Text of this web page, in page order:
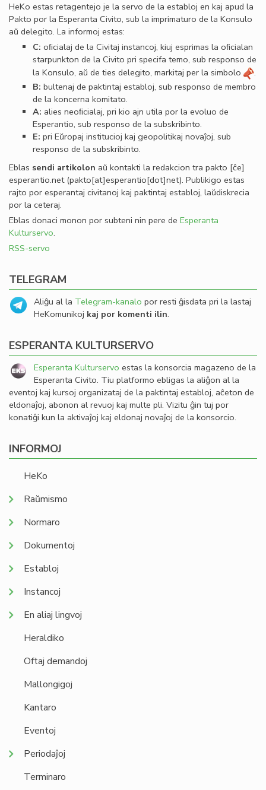
HeKo estas retagentejo je la servo de la establoj en kaj apud la
Pakto por la Esperanta Civito, sub la imprimaturo de la Konsulo
aŭ delegito. La informoj estas:
C: oﬁcialaj de la Civitaj instancoj, kiuj esprimas la oﬁcialan
starpunkton de la Civito pri specifa temo, sub responso de
la Konsulo, aŭ de ties delegito, markitaj per la simbolo
.
B: bultenaj de paktintaj establoj, sub responso de membro
de la koncerna komitato.
A: alies neoﬁcialaj, pri kio ajn utila por la evoluo de
Esperantio, sub responso de la subskribinto.
E: pri Eŭropaj institucioj kaj geopolitikaj novaĵoj, sub
responso de la subskribinto.
Eblas sendi artikolon aŭ kontakti la redakcion tra pakto [ĉe]
esperantio.net(pakto[at]esperantio[dot]net). Publikigo estas
rajto por esperantaj civitanoj kaj paktintaj establoj, laŭdiskrecia
por la ceteraj.
Eblas donaci monon por subteni nin pere de Esperanta
Kulturservo.
RSS-servo
TELEGRAM
Aliĝu al la Telegram-kanalo por resti ĝisdata pri la lastaj
HeKomunikoj kaj por komenti ilin.
ESPERANTA KULTURSERVO
Esperanta Kulturservo estas la konsorcia magazeno de la
Esperanta Civito. Tiu platformo ebligas la aliĝon al la
eventoj kaj kursoj organizataj de la paktintaj establoj, aĉeton de
eldonaĵoj, abonon al revuoj kaj multe pli. Vizitu ĝin tuj por
konatiĝi kun la aktivaĵoj kaj eldonaj novaĵoj de la konsorcio.
INFORMOJ
HeKo
Raŭmismo
Normaro
Dokumentoj
Establoj
Instancoj
En aliaj lingvoj
Heraldiko
Oftaj demandoj
Mallongigoj
Kantaro
Eventoj
Periodaĵoj
Terminaro